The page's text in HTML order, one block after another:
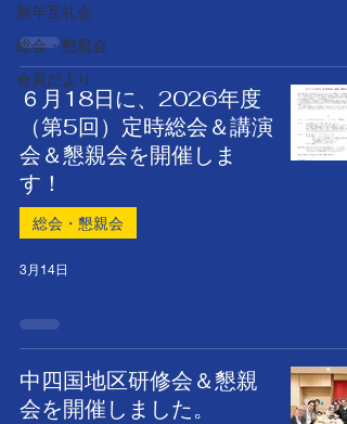
新年互礼会
総会・懇親会
会員だより
６月18日に、2026年度
（第5回）定時総会＆講演
会＆懇親会を開催しま
す！
総会・懇親会
3月14日
中四国地区研修会＆懇親
会を開催しました。